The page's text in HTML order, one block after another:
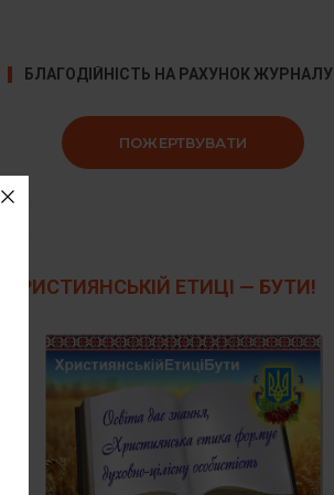
БЛАГОДІЙНІСТЬ НА РАХУНОК ЖУРНАЛУ
ПОЖЕРТВУВАТИ
ХРИСТИЯНСЬКІЙ ЕТИЦІ — БУТИ!